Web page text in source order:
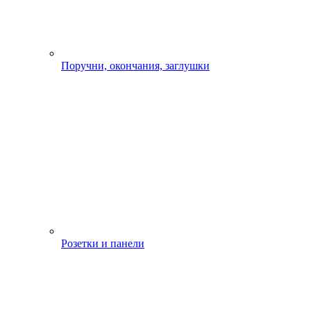
Поручни, окончания, заглушки
Розетки и панели